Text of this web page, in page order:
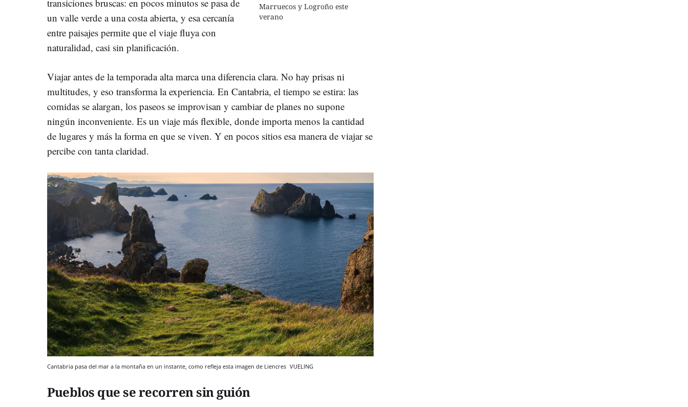
Marruecos y Logroño este
verano
transiciones bruscas: en pocos minutos se pasa de
un valle verde a una costa abierta, y esa cercanía
entre paisajes permite que el viaje fluya con
naturalidad, casi sin planificación.
Viajar antes de la temporada alta marca una diferencia clara. No hay prisas ni
multitudes, y eso transforma la experiencia. En Cantabria, el tiempo se estira: las
comidas se alargan, los paseos se improvisan y cambiar de planes no supone
ningún inconveniente. Es un viaje más flexible, donde importa menos la cantidad
de lugares y más la forma en que se viven. Y en pocos sitios esa manera de viajar se
percibe con tanta claridad.
Cantabria pasa del mar a la montaña en un instante, como refleja esta imagen de Liencres VUELING
Pueblos que se recorren sin guión